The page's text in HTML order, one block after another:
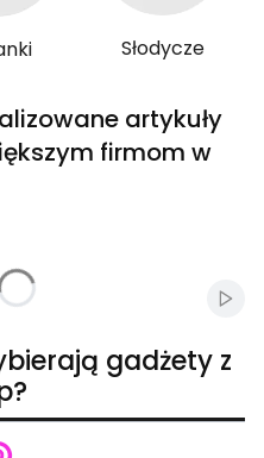
Słodycze
artykuły
firmom w
gadżety z